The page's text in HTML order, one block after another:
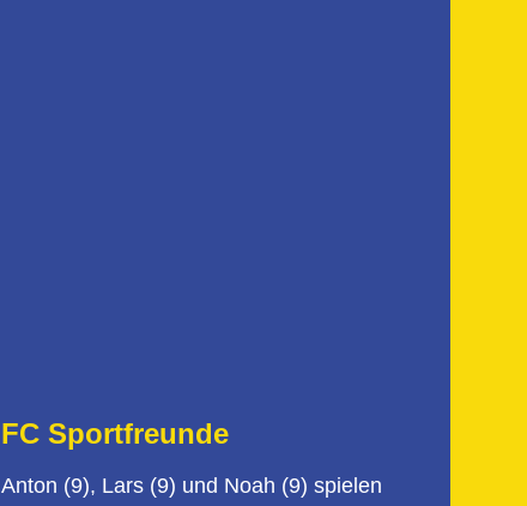
FC Sportfreunde
Anton (9), Lars (9) und Noah (9) spielen